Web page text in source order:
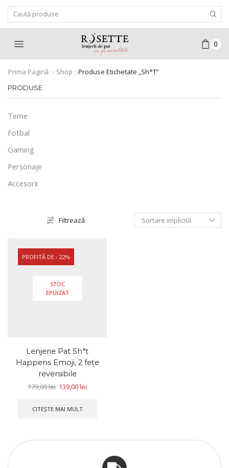
Input
0
Prima Pagină Shop Produse Etichetate „sh*t”
Filtrează
PROFITĂ DE - 22%
STOC
EPUIZAT
Lenjerie Pat Sh*t
Happens Emoji, 2 fețe
reversibile
179,00lei 139,00lei
CITEȘTE MAI MULT
PRODUSE
Teme
Fotbal
Gaming
Personaje
Accesorii